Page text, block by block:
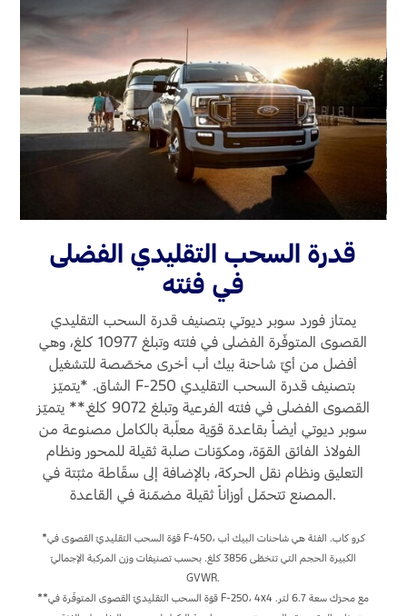
اليمن
أجزاء
قطع غيار فورد الأصلية
موتوركرافت
قطع مقلدة
اتصل بنا
اتصل بنا
قدرة السحب التقليدي الفضلى
في فئته
يمتاز فورد سوبر ديوتي بتصنيف قدرة السحب التقليدي
القصوى المتوفّرة الفضلى في فئته وتبلغ 10977 كلغ، وهي
أفضل من أيّ شاحنة بيك أب أخرى مخصّصة للتشغيل
الشاق. *يتميّز F-250 بتصنيف قدرة السحب التقليدي
القصوى الفضلى في فئته الفرعية وتبلغ 9072 كلغ.** يتميّز
سوبر ديوتي أيضاً بقاعدة قوّية معلّبة بالكامل مصنوعة من
الفولاذ الفائق القوّة، ومكوّنات صلبة ثقيلة للمحور ونظام
التعليق ونظام نقل الحركة، بالإضافة إلى سقّاطة مثبّتة في
المصنع تتحمّل أوزاناً ثقيلة مضمّنة في القاعدة.
*قوّة السحب التقليديّ القصوى في F-450، كرو كاب. الفئة هي شاحنات البيك أب
الكبيرة الحجم التي تتخطّى 3856 كلغ. بحسب تصنيفات وزن المركبة الإجماليّ
GVWR.
**قوّة السحب التقليديّ القصوى المتوفّرة في F-250، ‏4x4‎ مع محرّك سعة 6.7 لتر.